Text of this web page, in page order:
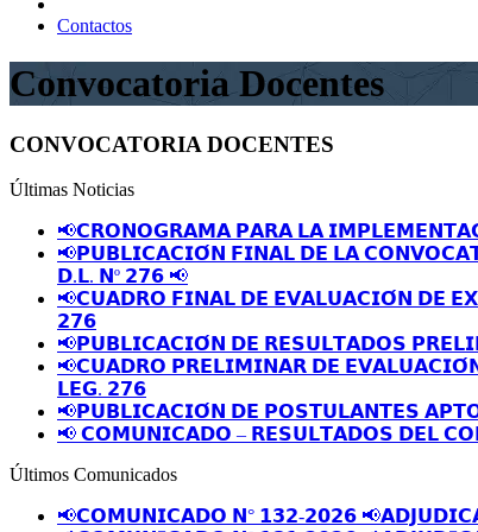
Contactos
Convocatoria Docentes
CONVOCATORIA DOCENTES
Últimas Noticias
📢𝗖𝗥𝗢𝗡𝗢𝗚𝗥𝗔𝗠𝗔 𝗣𝗔𝗥𝗔 𝗟𝗔
📢𝗣𝗨𝗕𝗟𝗜𝗖𝗔𝗖𝗜𝗢́𝗡 𝗙𝗜𝗡𝗔𝗟 𝗗𝗘 𝗟𝗔
𝗗.𝗟. 𝗡º 𝟮𝟳𝟲 📢
📢𝗖𝗨𝗔𝗗𝗥𝗢 𝗙𝗜𝗡𝗔𝗟 𝗗𝗘 𝗘𝗩𝗔𝗟𝗨𝗔𝗖𝗜𝗢́𝗡 𝗗𝗘
𝟮𝟳𝟲
📢𝗣𝗨𝗕𝗟𝗜𝗖𝗔𝗖𝗜𝗢́𝗡 𝗗𝗘 𝗥𝗘𝗦𝗨𝗟𝗧𝗔𝗗𝗢𝗦
📢𝗖𝗨𝗔𝗗𝗥𝗢 𝗣𝗥𝗘𝗟𝗜𝗠𝗜𝗡𝗔𝗥 𝗗𝗘
𝗟𝗘𝗚. 𝟮𝟳𝟲
📢𝗣𝗨𝗕𝗟𝗜𝗖𝗔𝗖𝗜𝗢́𝗡 𝗗𝗘 𝗣𝗢𝗦𝗧𝗨𝗟𝗔𝗡𝗧𝗘𝗦
📢 𝗖𝗢𝗠𝗨𝗡𝗜𝗖𝗔𝗗𝗢 – 𝗥𝗘𝗦𝗨𝗟𝗧𝗔𝗗𝗢𝗦 𝗗𝗘𝗟
Últimos Comunicados
📢𝗖𝗢𝗠𝗨𝗡𝗜𝗖𝗔𝗗𝗢 𝗡° 𝟭𝟯𝟮-𝟮𝟬𝟮𝟲